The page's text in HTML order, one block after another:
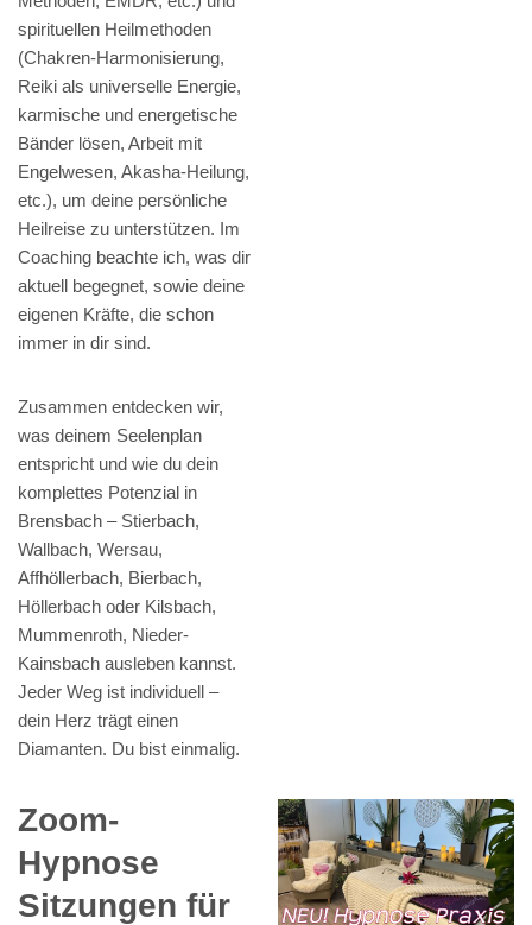
spirituellen Heilmethoden
(Chakren-Harmonisierung,
Reiki als universelle Energie,
karmische und energetische
Bänder lösen, Arbeit mit
Engelwesen, Akasha-Heilung,
etc.), um deine persönliche
Heilreise zu unterstützen. Im
Coaching beachte ich, was dir
aktuell begegnet, sowie deine
eigenen Kräfte, die schon
immer in dir sind.
Zusammen entdecken wir,
was deinem Seelenplan
entspricht und wie du dein
komplettes Potenzial in
Brensbach – Stierbach,
Wallbach, Wersau,
Affhöllerbach, Bierbach,
Höllerbach oder Kilsbach,
Mummenroth, Nieder-
Kainsbach ausleben kannst.
Jeder Weg ist individuell –
dein Herz trägt einen
Diamanten. Du bist einmalig.
Zoom-
Hypnose
Sitzungen für